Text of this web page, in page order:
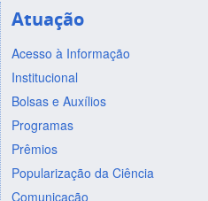
Atuação
Acesso à Informação
Institucional
Bolsas e Auxílios
Programas
Prêmios
Popularização da Ciência
Comunicação